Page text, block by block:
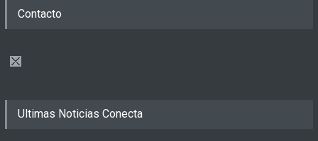
Contacto
Ultimas Noticias Conecta